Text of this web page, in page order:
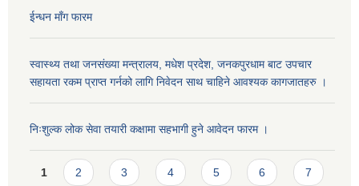
ईन्धन माँग फारम
स्वास्थ्य तथा जनसंख्या मन्त्रालय, मधेश प्रदेश, जनकपुरधाम बाट उपचार
सहायता रकम प्राप्त गर्नको लागि निवेदन साथ चाहिने आवश्यक कागजातहरु ।
निःशुल्क लोक सेवा तयारी कक्षामा सहभागी हुने आवेदन फारम ।
Pages
1 2 3 4 5 6 7